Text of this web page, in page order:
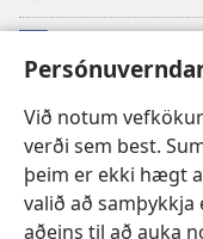
Við notum
verði sem best.
þeim er ekki hægt
valið að
aðeins til að auka
(opnast
nýjum
glugga)
VEFBÓKASAFN
(opnast
nýjum
glugga)
JW Hub
(opnast
nýjum JW Library -appið